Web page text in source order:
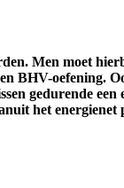
Men moet
BHV-oefening.
gedurende
het energienet